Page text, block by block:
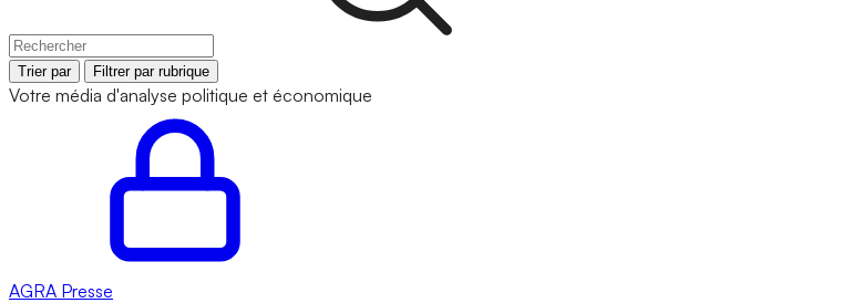
Trier par Filtrer par rubrique
Votre média d'analyse politique et économique
AGRA Presse